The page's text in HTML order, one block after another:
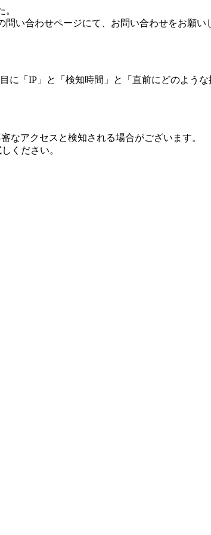
い合わせページにて、お問い合わせをお願い
「IP」と「検知時間」と「直前にどのような
なアクセスと検知される場合がございます。
ください。